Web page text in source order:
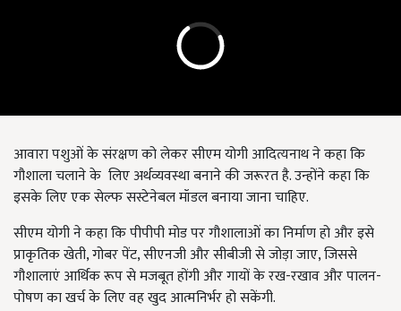
आवारा पशुओं के संरक्षण को लेकर सीएम योगी आदित्यनाथ ने कहा कि
गौशाला चलाने के लिए अर्थव्यवस्था बनाने की जरूरत है. उन्होंने कहा कि
इसके लिए एक सेल्फ सस्टेनेबल मॉडल बनाया जाना चाहिए.
सीएम योगी ने कहा कि पीपीपी मोड पर गौशालाओं का निर्माण हो और इसे
प्राकृतिक खेती,गोबर पेंट,सीएनजी और सीबीजी से जोड़ा जाए,जिससे
गौशालाएं आर्थिक रूप से मजबूत होंगी और गायों के रख-रखाव और पालन-
पोषण का खर्च के लिए वह खुद आत्मनिर्भर हो सकेंगी.